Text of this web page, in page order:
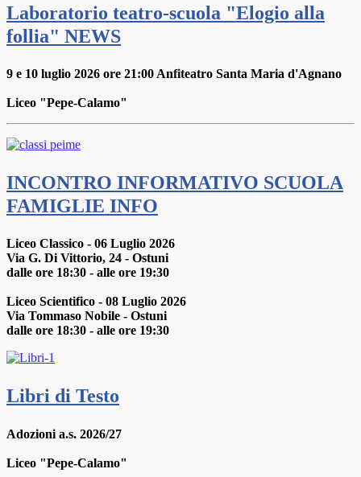
Laboratorio teatro-scuola "Elogio alla
follia" NEWS
9 e 10 luglio 2026 ore 21:00 Anfiteatro Santa Maria d'Agnano
Liceo "Pepe-Calamo"
INCONTRO INFORMATIVO SCUOLA
FAMIGLIE INFO
Liceo Classico - 06 Luglio 2026
Via G. Di Vittorio, 24 - Ostuni
dalle ore 18:30 - alle ore 19:30
Liceo Scientifico - 08 Luglio 2026
Via Tommaso Nobile - Ostuni
dalle ore 18:30 - alle ore 19:30
Libri di Testo
Adozioni a.s. 2026/27
Liceo "Pepe-Calamo"